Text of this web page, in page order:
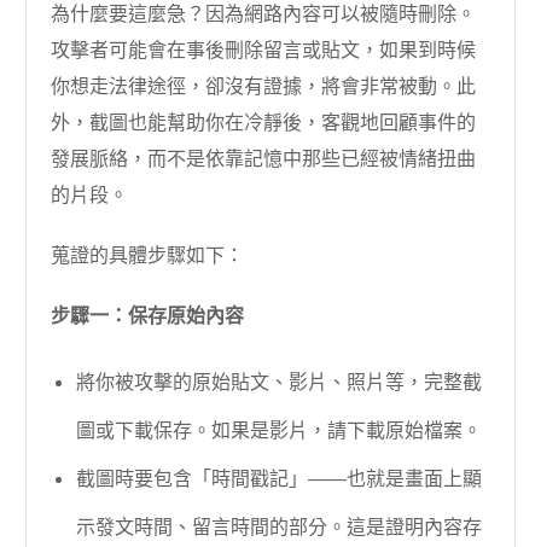
為什麼要這麼急？因為網路內容可以被隨時刪除。
攻擊者可能會在事後刪除留言或貼文，如果到時候
你想走法律途徑，卻沒有證據，將會非常被動。此
外，截圖也能幫助你在冷靜後，客觀地回顧事件的
發展脈絡，而不是依靠記憶中那些已經被情緒扭曲
的片段。
蒐證的具體步驟如下：
步驟一：保存原始內容
將你被攻擊的原始貼文、影片、照片等，完整截
圖或下載保存。如果是影片，請下載原始檔案。
截圖時要包含「時間戳記」——也就是畫面上顯
示發文時間、留言時間的部分。這是證明內容存